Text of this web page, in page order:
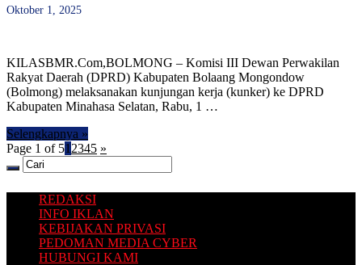
Oktober 1, 2025
KILASBMR.Com,BOLMONG – Komisi III Dewan Perwakilan
Rakyat Daerah (DPRD) Kabupaten Bolaang Mongondow
(Bolmong) melaksanakan kunjungan kerja (kunker) ke DPRD
Kabupaten Minahasa Selatan, Rabu, 1 …
Selengkapnya »
Page 1 of 51 2345 »
REDAKSI
INFO IKLAN
KEBIJAKAN PRIVASI
PEDOMAN MEDIA CYBER
HUBUNGI KAMI